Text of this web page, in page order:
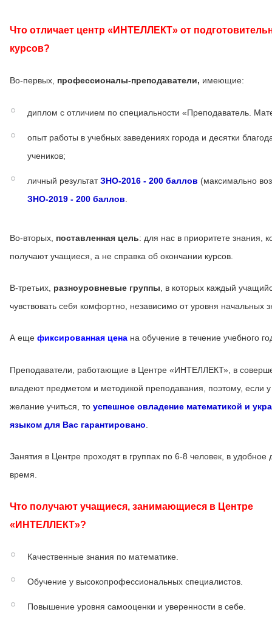
Что отличает центр «ИНТЕЛЛЕКТ» от
курсов?
Во-первых, профессионалы-преподаватели, имеющие:
диплом с отличием по специальности «Преподаватель.
опыт работы в учебных заведениях города и десятки
учеников;
личный результатЗНО-2016 - 200 баллов (максимально
ЗНО-2019 - 200 баллов
Во-вторых, поставленная цель: для нас в приоритете знания,
получают учащиеся, а не справка об окончании курсов.
В-третьих, разноуровневые группы , в которых каждый
чувствовать себя комфортно, независимо от уровня начальных
А еще фиксированная цена на обучение в течение учебного
Преподаватели, работающие в Центре «ИНТЕЛЛЕКТ», в
владеют предметом и методикой преподавания, поэтому, если у
желание учиться, то успешное овладение математикой и
языком для Вас гарантировано
Занятия в Центре проходят в группах по 6-8 человек, в удобное
время.
Что получают учащиеся, занимающиеся в Центре
«ИНТЕЛЛЕКТ»?
Качественные знания по математике.
Обучение у высокопрофессиональных специалистов.
Повышение уровня самооценки и уверенности в себе.